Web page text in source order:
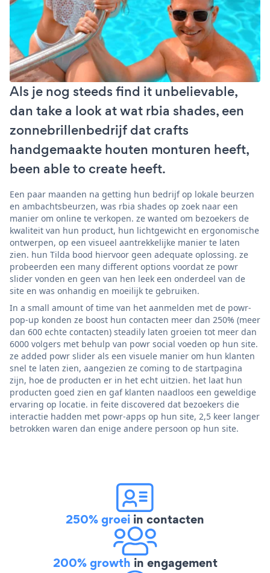
Als je nog steeds find it unbelievable,
dan take a look at wat rbia shades, een
zonnebrillenbedrijf dat crafts
handgemaakte houten monturen heeft,
been able to create heeft.
Een paar maanden na getting hun bedrijf op lokale beurzen
en ambachtsbeurzen, was rbia shades op zoek naar een
manier om online te verkopen. ze wanted om bezoekers de
kwaliteit van hun product, hun lichtgewicht en ergonomische
ontwerpen, op een visueel aantrekkelijke manier te laten
zien. hun Tilda bood hiervoor geen adequate oplossing. ze
probeerden een many different options voordat ze powr
slider vonden en geen van hen leek een onderdeel van de
site en was onhandig en moeilijk te gebruiken.
In a small amount of time van het aanmelden met de powr-
pop-up konden ze boost hun contacten meer dan 250% (meer
dan 600 echte contacten) steadily laten groeien tot meer dan
6000 volgers met behulp van powr social voeden op hun site.
ze added powr slider als een visuele manier om hun klanten
snel te laten zien, aangezien ze coming to de startpagina
zijn, hoe de producten er in het echt uitzien. het laat hun
producten goed zien en gaf klanten naadloos een geweldige
ervaring op locatie. in feite discovered dat bezoekers die
interactie hadden met powr-apps op hun site, 2,5 keer langer
betrokken waren dan enige andere persoon op hun site.
250% groei in contacten
200% growth in engagement